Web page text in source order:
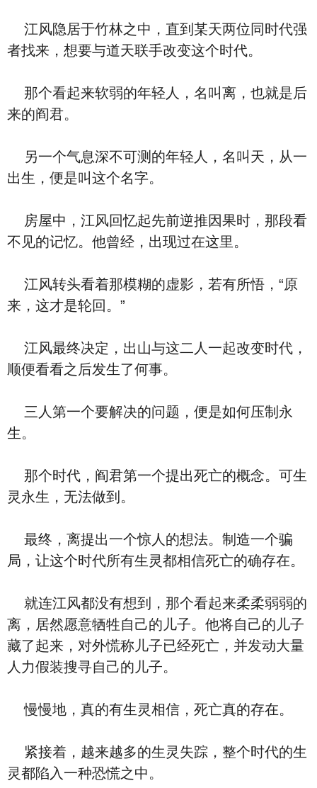
江风隐居于竹林之中，直到某天两位同时代强
者找来，想要与道天联手改变这个时代。
那个看起来软弱的年轻人，名叫离，也就是后
来的阎君。
另一个气息深不可测的年轻人，名叫天，从一
出生，便是叫这个名字。
房屋中，江风回忆起先前逆推因果时，那段看
不见的记忆。他曾经，出现过在这里。
江风转头看着那模糊的虚影，若有所悟，“原
来，这才是轮回。”
江风最终决定，出山与这二人一起改变时代，
顺便看看之后发生了何事。
三人第一个要解决的问题，便是如何压制永
生。
那个时代，阎君第一个提出死亡的概念。可生
灵永生，无法做到。
最终，离提出一个惊人的想法。制造一个骗
局，让这个时代所有生灵都相信死亡的确存在。
就连江风都没有想到，那个看起来柔柔弱弱的
离，居然愿意牺牲自己的儿子。他将自己的儿子
藏了起来，对外慌称儿子已经死亡，并发动大量
人力假装搜寻自己的儿子。
慢慢地，真的有生灵相信，死亡真的存在。
紧接着，越来越多的生灵失踪，整个时代的生
灵都陷入一种恐慌之中。